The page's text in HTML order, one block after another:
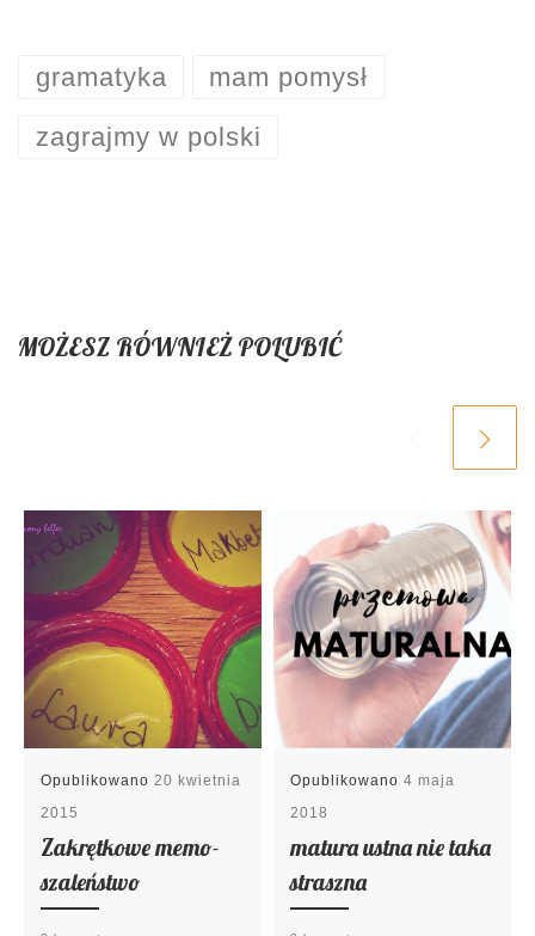
gramatyka mam pomysł
zagrajmy w polski
MOŻESZ RÓWNIEŻ POLUBIĆ
Opublikowano20 kwietnia
2015
Zakrętkowe memo-
szaleństwo
Opublikowano4 maja
2018
matura ustna nie taka
straszna